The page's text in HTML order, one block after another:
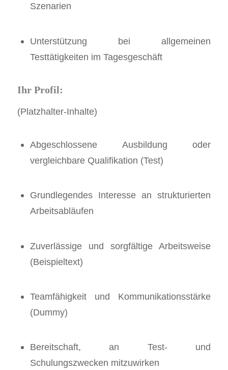
Szenarien
Unterstützung bei allgemeinen
Testtätigkeiten im Tagesgeschäft
Ihr Profil:
(Platzhalter-Inhalte)
Abgeschlossene Ausbildung oder
vergleichbare Qualifikation (Test)
Grundlegendes Interesse an strukturierten
Arbeitsabläufen
Zuverlässige und sorgfältige Arbeitsweise
(Beispieltext)
Teamfähigkeit und Kommunikationsstärke
(Dummy)
Bereitschaft, an Test- und
Schulungszwecken mitzuwirken